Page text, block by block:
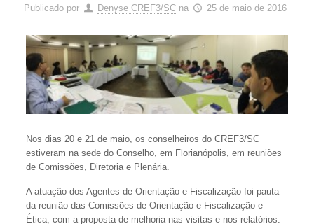
Publicado por Denyse CREF3/SC na 25 de maio de 2016
Nos dias 20 e 21 de maio, os conselheiros do CREF3/SC
estiveram na sede do Conselho, em Florianópolis, em reuniões
de Comissões, Diretoria e Plenária.
A atuação dos Agentes de Orientação e Fiscalização foi pauta
da reunião das Comissões de Orientação e Fiscalização e
Ética, com a proposta de melhoria nas visitas e nos relatórios.